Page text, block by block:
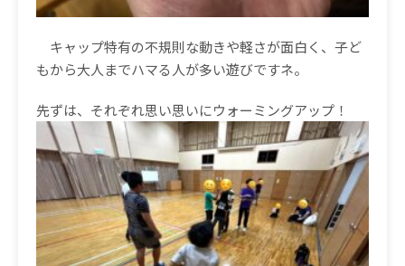
キャップ特有の不規則な動きや軽さが面白く、子ど
もから大人までハマる人が多い遊びですネ。
先ずは、それぞれ思い思いにウォーミングアップ！